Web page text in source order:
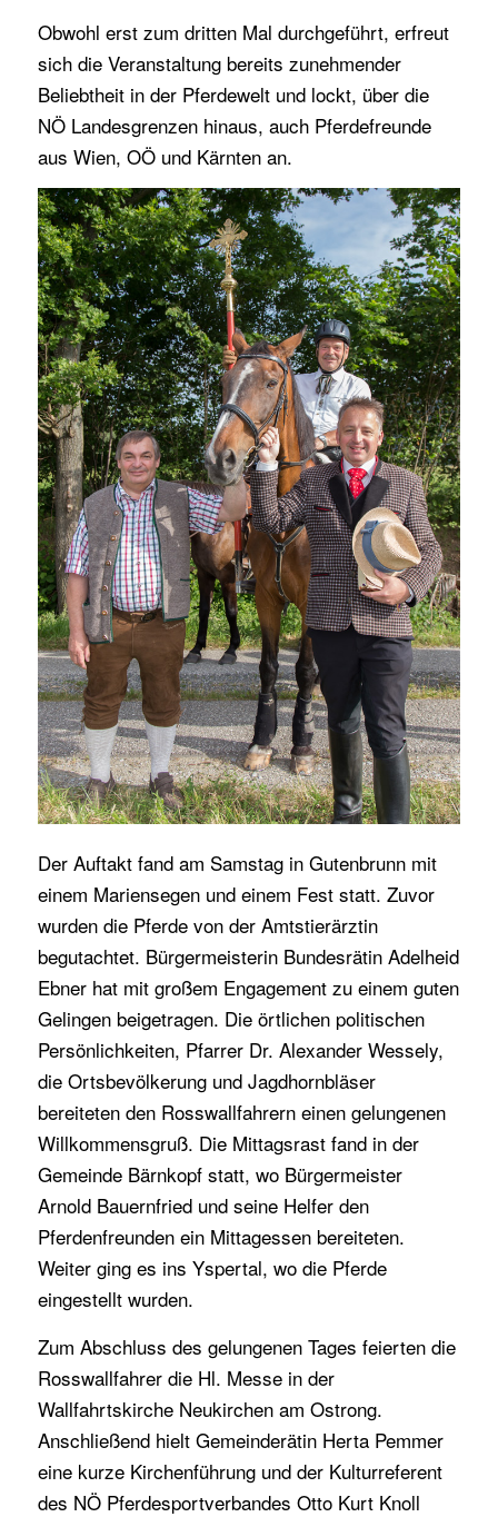
Obwohl erst zum dritten Mal durchgeführt, erfreut
sich die Veranstaltung bereits zunehmender
Beliebtheit in der Pferdewelt und lockt, über die
NÖ Landesgrenzen hinaus, auch Pferdefreunde
aus Wien, OÖ und Kärnten an.
Der Auftakt fand am Samstag in Gutenbrunn mit
einem Mariensegen und einem Fest statt. Zuvor
wurden die Pferde von der Amtstierärztin
begutachtet. Bürgermeisterin Bundesrätin Adelheid
Ebner hat mit großem Engagement zu einem guten
Gelingen beigetragen. Die örtlichen politischen
Persönlichkeiten, Pfarrer Dr. Alexander Wessely,
die Ortsbevölkerung und Jagdhornbläser
bereiteten den Rosswallfahrern einen gelungenen
Willkommensgruß. Die Mittagsrast fand in der
Gemeinde Bärnkopf statt, wo Bürgermeister
Arnold Bauernfried und seine Helfer den
Pferdenfreunden ein Mittagessen bereiteten.
Weiter ging es ins Yspertal, wo die Pferde
eingestellt wurden.
Zum Abschluss des gelungenen Tages feierten die
Rosswallfahrer die Hl. Messe in der
Wallfahrtskirche Neukirchen am Ostrong.
Anschließend hielt Gemeinderätin Herta Pemmer
eine kurze Kirchenführung und der Kulturreferent
des NÖ Pferdesportverbandes Otto Kurt Knoll